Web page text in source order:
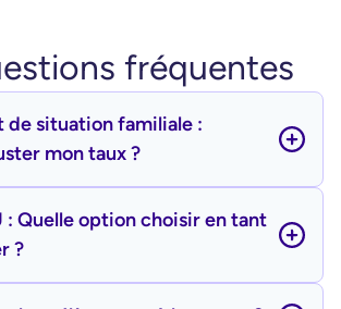
fréquentes
de situation familiale :
mon taux ?
de situation familiale
divorce, etc.), vous devez
fiscale dans un délai de
devrez déclarer votre nouvelle
revenus estimés, afin que votre
: Quelle option choisir en tant
?
frontalier, le choix entre la DRIS
Rectification de l’Imposition à la